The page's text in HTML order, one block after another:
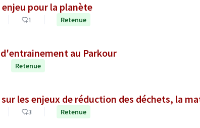
pour la planète
1 Retenue
au Parkour
Retenue
les enjeux de réduction des déchets, la
3 Retenue